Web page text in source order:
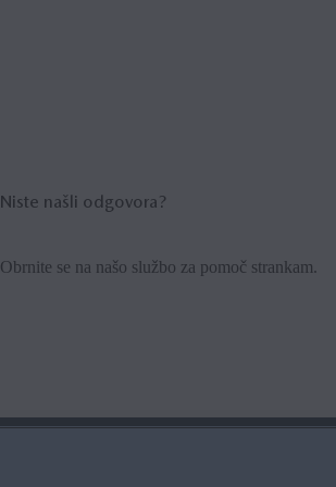
Niste našli odgovora?
Obrnite se na našo službo za pomoč strankam.